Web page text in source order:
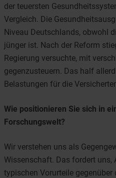
der teuersten
Vergleich. Die
Niveau Deutschlands, obwohl
jünger ist. Nach der Reform
Regierung versuchte, mit
gegenzusteuern. Das half
Belastungen für die
Wie positionieren Sie sich in
Forschungswelt?
Wir verstehen uns als
Wissenschaft. Das fordert
typischen Vorurteile gegenüber